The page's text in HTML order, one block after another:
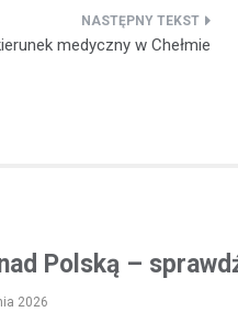
medyczny w Chełmie
Polską –
2026